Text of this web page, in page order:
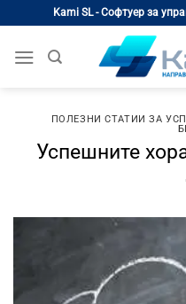
content
Kami SL - Софтуер за
ПОЛЕЗНИ СТАТИИ ЗА
Успешните